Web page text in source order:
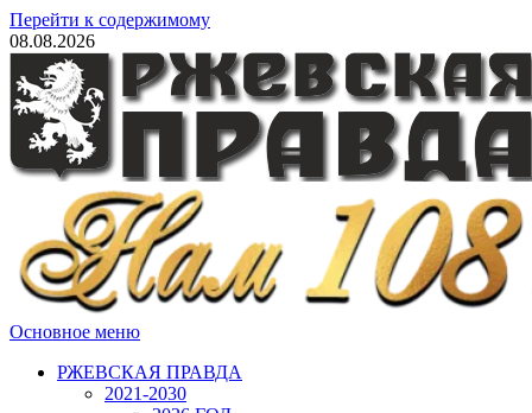
Перейти к содержимому
08.08.2026
Основное меню
РЖЕВСКАЯ ПРАВДА
2021-2030